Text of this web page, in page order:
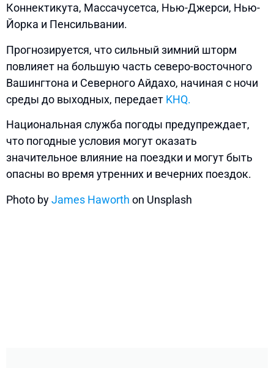
Коннектикута, Массачусетса, Нью-Джерси, Нью-
Йорка и Пенсильвании.
Прогнозируется, что сильный зимний шторм
повлияет на большую часть северо-восточного
Вашингтона и Северного Айдахо, начиная с ночи
среды до выходных, передает KHQ.
Национальная служба погоды предупреждает,
что погодные условия могут оказать
значительное влияние на поездки и могут быть
опасны во время утренних и вечерних поездок.
Photo byJames Haworth on Unsplash